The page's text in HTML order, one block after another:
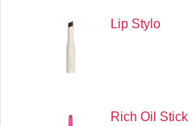
Lip Stylo
Rich Oil Stick